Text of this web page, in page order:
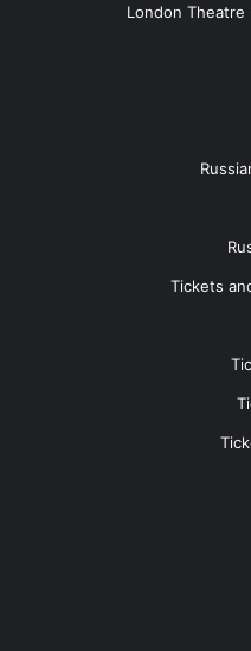
London Theatre
Tickets